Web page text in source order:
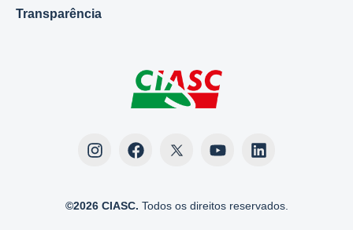
Transparência
©2026 CIASC. Todos os direitos reservados.